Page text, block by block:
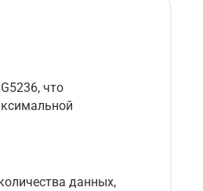
что
данных,